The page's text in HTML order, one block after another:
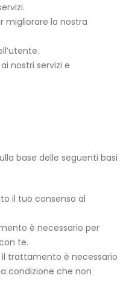
migliorare la nostra
nostri servizi e
base delle seguenti basi
il tuo consenso al
è necessario per
te.
trattamento è necessario
condizione che non